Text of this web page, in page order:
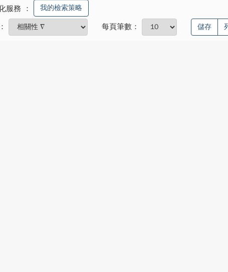
服務 ： 我的檢索策略
每頁筆數： 儲存